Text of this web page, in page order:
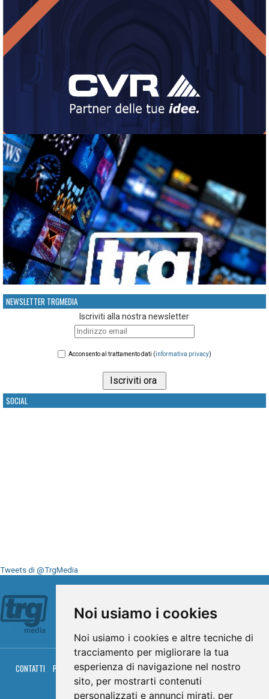
Noi usiamo i cookies
Noi usiamo i cookies e altre tecniche di
tracciamento per migliorare la tua
esperienza di navigazione nel nostro
sito, per mostrarti contenuti
personalizzati e annunci mirati, per
NEWSLETTER TRGMEDIA
Iscriviti alla nostra newsletter
Acconsento al trattamento dati (informativa privacy)
SOCIAL
Tweets di @TrgMedia
CONTATTI PRIVACY COOKIES PALINSESTO DIRETTA TV
DIRETTA RADIO
RGM HITRADIO
© TRG Media 2005-2026